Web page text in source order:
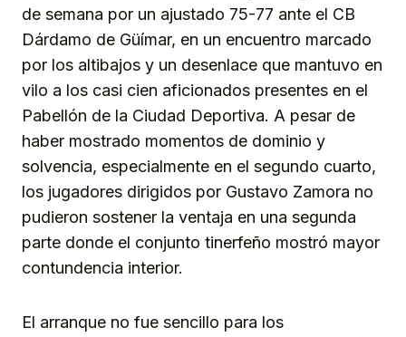
de semana por un ajustado 75-77 ante el CB
Dárdamo de Güímar, en un encuentro marcado
por los altibajos y un desenlace que mantuvo en
vilo a los casi cien aficionados presentes en el
Pabellón de la Ciudad Deportiva. A pesar de
haber mostrado momentos de dominio y
solvencia, especialmente en el segundo cuarto,
los jugadores dirigidos por Gustavo Zamora no
pudieron sostener la ventaja en una segunda
parte donde el conjunto tinerfeño mostró mayor
contundencia interior.
El arranque no fue sencillo para los